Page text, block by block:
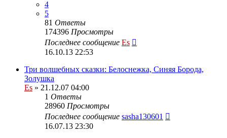
4
5
81 Ответы
174396 Просмотры
Последнее сообщение Es
16.10.13 22:53
Три волшебных сказки: Белоснежка, Синяя Борода,
Золушка
Es » 21.12.07 04:00
1 Ответы
28960 Просмотры
Последнее сообщение sasha130601
16.07.13 23:30